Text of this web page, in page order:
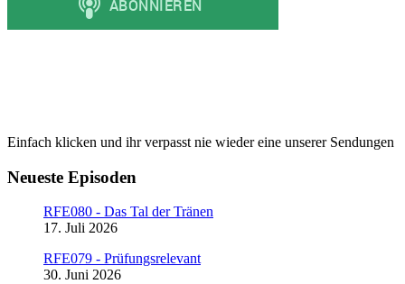
Einfach klicken und ihr verpasst nie wieder eine unserer Sendungen
Neueste Episoden
RFE080 - Das Tal der Tränen
17. Juli 2026
RFE079 - Prüfungsrelevant
30. Juni 2026